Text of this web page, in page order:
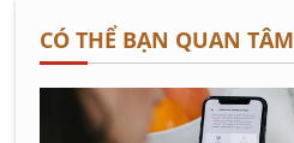
CÓ THỂ BẠN QUAN TÂM